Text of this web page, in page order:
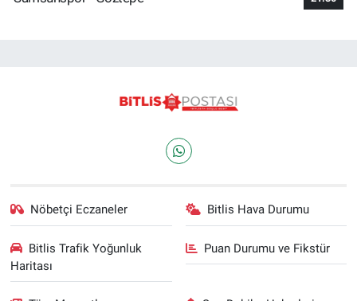
Nöbetçi Eczaneler Bitlis Hava Durumu
Bitlis Trafik Yoğunluk
Haritası
Puan Durumu ve Fikstür